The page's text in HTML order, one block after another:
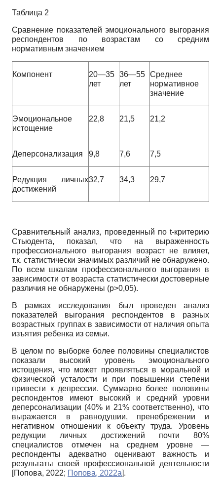
Таблица 2
Сравнение показателей эмоционального выгорания
респондентов по возрастам со средним
нормативным значением
Компонент
20—35
лет
36—55
лет
Среднее
нормативное
значение
Эмоциональное
истощение
22,8 21,5 21,2
Деперсонализация 9,8 7,6 7,5
Редукция личных
достижений
32,7 34,3 29,7
Сравнительный анализ, проведенный по t-критерию
Стьюдента, показал, что на выраженность
профессионального выгорания возраст не влияет,
т.к. статистически значимых различий не обнаружено.
По всем шкалам профессионального выгорания в
зависимости от возраста статистически достоверные
различия не обнаружены (р˃0,05).
В рамках исследования был проведен анализ
показателей выгорания респондентов в разных
возрастных группах в зависимости от наличия опыта
изъятия ребенка из семьи.
В целом по выборке более половины специалистов
показали высокий уровень эмоционального
истощения, что может проявляться в моральной и
физической усталости и при повышении степени
привести к депрессии. Суммарно более половины
респондентов имеют высокий и средний уровни
деперсонализации (40% и 21% соответственно), что
выражается в равнодушии, пренебрежении и
негативном отношении к объекту труда. Уровень
редукции личных достижений почти 80%
специалистов отмечен на среднем уровне —
респонденты адекватно оценивают важность и
результаты своей профессиональной деятельности
[Попова, 2022; Попова, 2022а].